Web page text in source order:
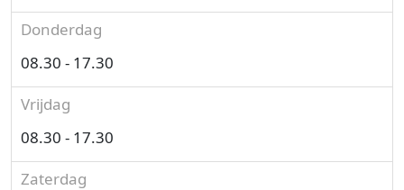
Donderdag
08.30 - 17.30
Vrijdag
08.30 - 17.30
Zaterdag